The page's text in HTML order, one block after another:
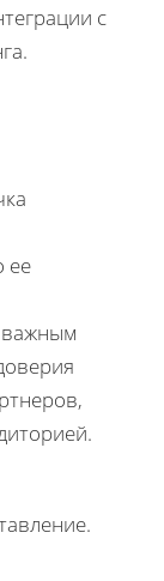
с
ее
важным